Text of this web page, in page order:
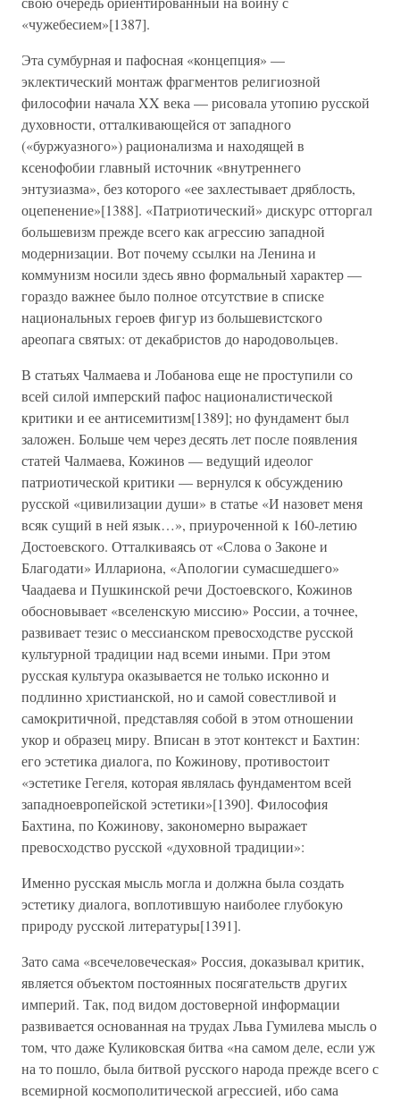
«чужебесием»[1387].
Эта сумбурная и пафосная «концепция» —
эклектический монтаж фрагментов религиозной
философии начала XX века — рисовала утопию русской
духовности, отталкивающейся от западного
(«буржуазного») рационализма и находящей в
ксенофобии главный источник «внутреннего
энтузиазма», без которого «ее захлестывает дряблость,
оцепенение»[1388]. «Патриотический» дискурс отторгал
большевизм прежде всего как агрессию западной
модернизации. Вот почему ссылки на Ленина и
коммунизм носили здесь явно формальный характер —
гораздо важнее было полное отсутствие в списке
национальных героев фигур из большевистского
ареопага святых: от декабристов до народовольцев.
В статьях Чалмаева и Лобанова еще не проступили со
всей силой имперский пафос националистической
критики и ее антисемитизм[1389]; но фундамент был
заложен. Больше чем через десять лет после появления
статей Чалмаева, Кожинов — ведущий идеолог
патриотической критики — вернулся к обсуждению
русской «цивилизации души» в статье «И назовет меня
всяк сущий в ней язык…», приуроченной к 160-летию
Достоевского. Отталкиваясь от «Слова о Законе и
Благодати» Иллариона, «Апологии сумасшедшего»
Чаадаева и Пушкинской речи Достоевского, Кожинов
обосновывает «вселенскую миссию» России, а точнее,
развивает тезис о мессианском превосходстве русской
культурной традиции над всеми иными. При этом
русская культура оказывается не только исконно и
подлинно христианской, но и самой совестливой и
самокритичной, представляя собой в этом отношении
укор и образец миру. Вписан в этот контекст и Бахтин:
его эстетика диалога, по Кожинову, противостоит
«эстетике Гегеля, которая являлась фундаментом всей
западноевропейской эстетики»[1390]. Философия
Бахтина, по Кожинову, закономерно выражает
превосходство русской «духовной традиции»:
Именно русская мысль могла и должна была создать
эстетику диалога, воплотившую наиболее глубокую
природу русской литературы[1391].
Зато сама «всечеловеческая» Россия, доказывал критик,
является объектом постоянных посягательств других
империй. Так, под видом достоверной информации
развивается основанная на трудах Льва Гумилева мысль о
том, что даже Куликовская битва «на самом деле, если уж
на то пошло, была битвой русского народа прежде всего с
всемирной космополитической агрессией, ибо сама